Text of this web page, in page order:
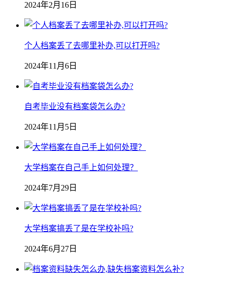
2024年2月16日
个人档案丢了去哪里补办,可以打开吗?
2024年11月6日
自考毕业没有档案袋怎么办?
2024年11月5日
大学档案在自己手上如何处理？
2024年7月29日
大学档案搞丢了是在学校补吗?
2024年6月27日